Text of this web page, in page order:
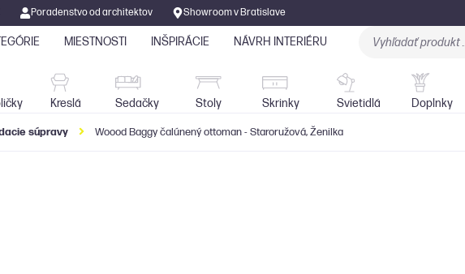
Poradenstvo od architektov Showroom v Bratislave
Kreslá Sedačky
MIESTNOSTI INŠPIRÁCIE NÁVRH INTERIÉRU
Kreslá Sedačky Stoly Skrinky Svietidlá Doplnky
súpravy Woood Baggy čalúnený ottoman - Staroružová, Ženilka